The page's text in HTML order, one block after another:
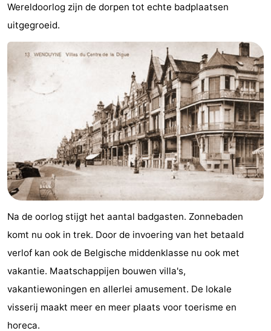
Steden
Sporten
-
Zwembaden
-
Golfbanen
Surfen
Eten
en
drinken
Evenementen
Praktisch
Forum
Route
-
Wereldoorlog zijn de dorpen tot echte badplaatsen
uitgegroeid.
Na de oorlog stijgt het aantal badgasten. Zonnebaden
komt nu ook in trek. Door de invoering van het betaald
verlof kan ook de Belgische middenklasse nu ook met
vakantie. Maatschappijen bouwen villa's,
vakantiewoningen en allerlei amusement. De lokale
visserij maakt meer en meer plaats voor toerisme en
horeca.